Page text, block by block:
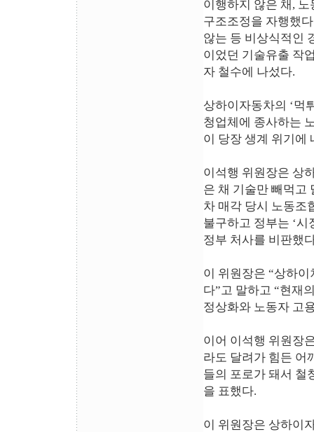
이행하지 않은 채,
구조조정을 자행했
않는 등 비상식적인
이었던 기술유출 작
자 철수에 나섰다.
상하이자동차의 ‘먹
청업체에 종사하는
이 당장 생계 위기에
이석행 위원장은 상
은 채 기술만 빼먹고
차 매각 당시 노동조
불구하고 정부는 ‘
정부 처사를 비판했
이 위원장은 “상하
다”고 말하고 “현재
정상화와 노동자 고
이어 이석행 위원장
라도 달려가 힘든 어
들의 포로가 돼서 철
을 표했다.
이 위원장은 상하이